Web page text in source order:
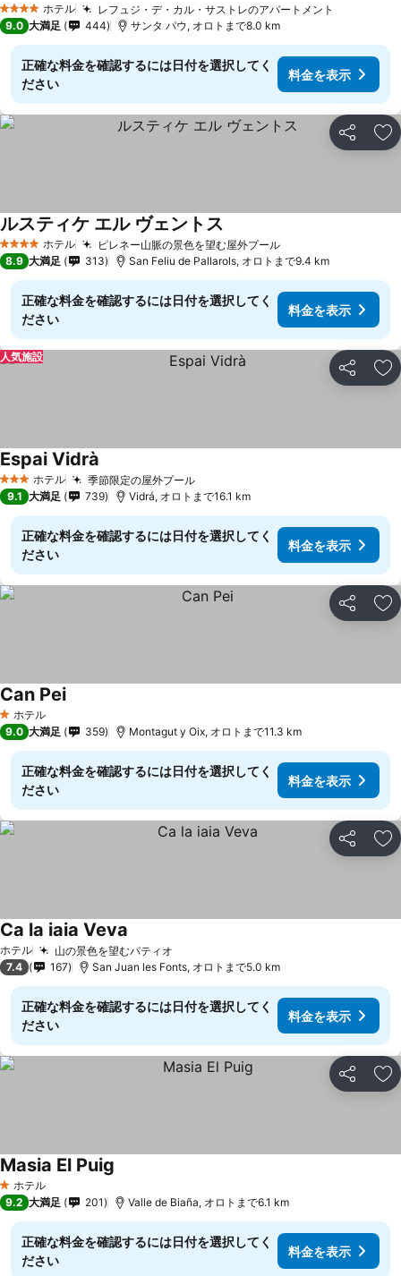
4 ホテルのランク
ホテル レフュジ・デ・カル・サストレのアパートメント
9.0 大満足 444 サンタ パウ, オロトまで8.0 km
正確な料金を確認するには日付を選択してく
ださい
料金を表示
シェア お
4 ホテルのランク
ホテル ピレネー山脈の景色を望む屋外プール料金を表示
ルスティケ エル ヴェントス
8.9 大満足 313 San Feliu de Pallarols, オロトまで9.4 km
正確な料金を確認するには日付を選択してく
ださい
料金を表示
シェア お
人気施設
3 ホテルのランク
ホテル 季節限定の屋外プール料金を表示
Espai Vidrà
9.1 大満足 739 Vidrá, オロトまで16.1 km
正確な料金を確認するには日付を選択してく
ださい
料金を表示
シェア お
1 ホテルのランク
ホテル
Can Pei料金を表示
9.0 大満足 359 Montagut y Oix, オロトまで11.3 km
正確な料金を確認するには日付を選択してく
ださい
料金を表示
シェア お
ホテル 山の景色を望むパティオ
Ca la iaia Veva
7.4 167 San Juan les Fonts, オロトまで5.0 km
正確な料金を確認するには日付を選択してく
ださい
料金を表示
シェア お
1 ホテルのランク
ホテル
Masia El Puig
9.2 大満足 201 Valle de Biaña, オロトまで6.1 km
正確な料金を確認するには日付を選択してく
ださい
料金を表示